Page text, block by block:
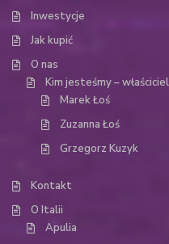
Inwestycje
Jak kupić
O nas
Kim jesteśmy –
Marek Łoś
Zuzanna Łoś
Grzegorz Kuzyk
Kontakt
O Italii
Apulia